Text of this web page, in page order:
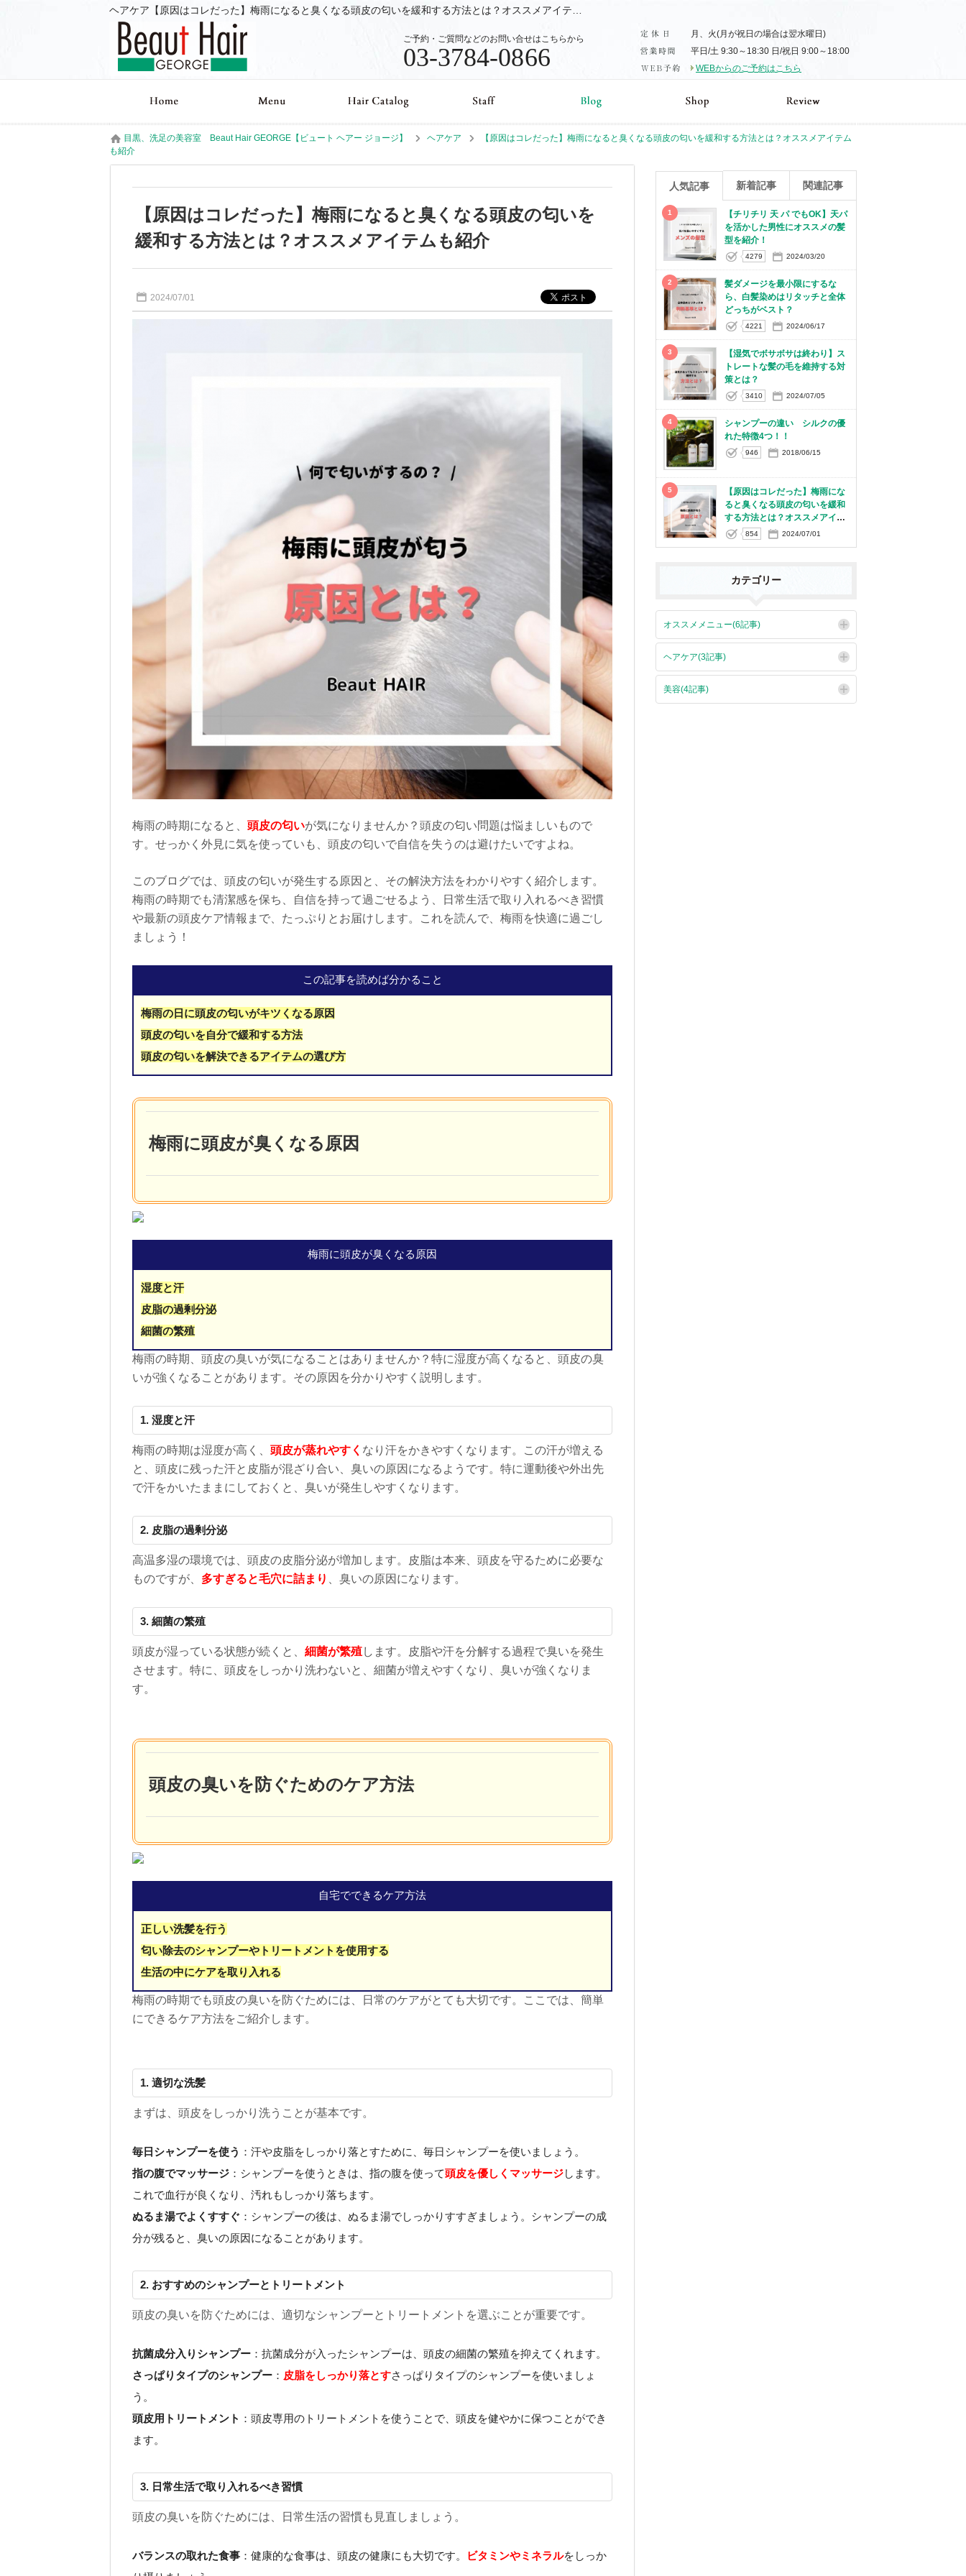
月、火(月が祝日の場合は翌水曜日)
平日/土 9:30～18:30 日/祝日 9:00～18:00
WEBからのご予約はこちら
ご予約・ご質問などのお問い合せはこちらから
03-3784-0866
目黒、洗足の美容室 Beaut Hair GEORGE【ビュート ヘアー ジョージ】 ヘアケア
【原因はコレだった】梅雨になると臭くなる頭皮の匂いを緩和する方法とは？オススメアイテム
も紹介
【原因はコレだった】梅雨になると臭くなる頭皮の匂いを
緩和する方法とは？オススメアイテムも紹介
2024/07/01
梅雨の時期になると、 頭皮の匂いが気になりませんか？頭皮の匂い問題は悩ましいもので
す。せっかく外見に気を使っていも、頭皮の匂いで自信を失うのは避けたいですよね。
このブログでは、頭皮の匂いが発生する原因と、その解決方法をわかりやすく紹介します。
梅雨の時期でも清潔感を保ち、自信を持って過ごせるよう、日常生活で取り入れるべき習慣
や最新の頭皮ケア情報まで、たっぷりとお届けします。これを読んで、梅雨を快適に過ごし
ましょう！
この記事を読めば分かること
梅雨の日に頭皮の匂いがキツくなる原因
頭皮の匂いを自分で緩和する方法
頭皮の匂いを解決できるアイテムの選び方
梅雨に頭皮が臭くなる原因
梅雨に頭皮が臭くなる原因
湿度と汗
皮脂の過剰分泌
細菌の繁殖
梅雨の時期、頭皮の臭いが気になることはありませんか？特に湿度が高くなると、頭皮の臭
いが強くなることがあります。その原因を分かりやすく説明します。
1. 湿度と汗
梅雨の時期は湿度が高く、 頭皮が蒸れやすく なり汗をかきやすくなります。この汗が増える
と、頭皮に残った汗と皮脂が混ざり合い、臭いの原因になるようです。特に運動後や外出先
で汗をかいたままにしておくと、臭いが発生しやすくなります。
2. 皮脂の過剰分泌
高温多湿の環境では、頭皮の皮脂分泌が増加します。皮脂は本来、頭皮を守るために必要な
ものですが、 多すぎると毛穴に詰まり 、臭いの原因になります。
3. 細菌の繁殖
頭皮が湿っている状態が続くと、 細菌が繁殖 します。皮脂や汗を分解する過程で臭いを発生
させます。特に、頭皮をしっかり洗わないと、細菌が増えやすくなり、臭いが強くなりま
す。
頭皮の臭いを防ぐためのケア方法
自宅でできるケア方法
正しい洗髪を行う
匂い除去のシャンプーやトリートメントを使用する
生活の中にケアを取り入れる
梅雨の時期でも頭皮の臭いを防ぐためには、日常のケアがとても大切です。ここでは、簡単
にできるケア方法をご紹介します。
1. 適切な洗髪
まずは、頭皮をしっかり洗うことが基本です。
毎日シャンプーを使う ：汗や皮脂をしっかり落とすために、毎日シャンプーを使いましょう。
指の腹でマッサージ ：シャンプーを使うときは、指の腹を使って頭皮を優しくマッサージします。
これで血行が良くなり、汚れもしっかり落ちます。
ぬるま湯でよくすすぐ ：シャンプーの後は、ぬるま湯でしっかりすすぎましょう。シャンプーの成
分が残ると、臭いの原因になることがあります。
2. おすすめのシャンプーとトリートメント
頭皮の臭いを防ぐためには、適切なシャンプーとトリートメントを選ぶことが重要です。
抗菌成分入りシャンプー ：抗菌成分が入ったシャンプーは、頭皮の細菌の繁殖を抑えてくれます。
さっぱりタイプのシャンプー ： 皮脂をしっかり落とすさっぱりタイプのシャンプーを使いましょ
う。
頭皮用トリートメント ：頭皮専用のトリートメントを使うことで、頭皮を健やかに保つことができ
ます。
3. 日常生活で取り入れるべき習慣
頭皮の臭いを防ぐためには、日常生活の習慣も見直しましょう。
バランスの取れた食事 ：健康的な食事は、頭皮の健康にも大切です。 ビタミンやミネラルをしっか
人気記事 新着記事 関連記事
1
【チリチリ 天 パ でもOK】天パ
を活かした男性にオススメの髪
型を紹介！
4279 2024/03/20
2
髪ダメージを最小限にするな
ら、白髪染めはリタッチと全体
どっちがベスト？
4221 2024/06/17
3
【湿気でボサボサは終わり】ス
トレートな髪の毛を維持する対
策とは？
3410 2024/07/05
4
シャンプーの違い シルクの優
れた特徴4つ！！
946 2018/06/15
5
【原因はコレだった】梅雨にな
ると臭くなる頭皮の匂いを緩和
する方法とは？オススメアイテ
ムも紹介
854 2024/07/01
カテゴリー
オススメメニュー(6記事)
ヘアケア(3記事)
美容(4記事)